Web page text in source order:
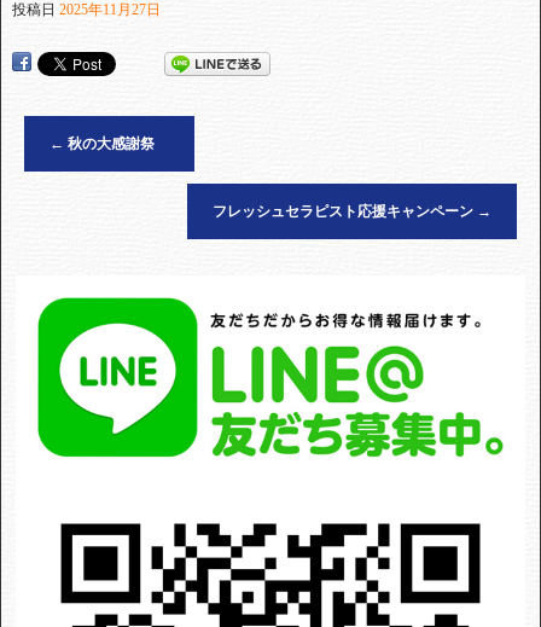
投稿日 2025年11月27日
← 秋の大感謝祭
フレッシュセラピスト応援キャンペーン →